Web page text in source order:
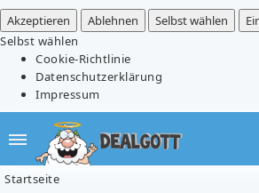
Akzeptieren
Ablehnen Selbst wählen
Selbst wählen
Cookie-Richtlinie
Datenschutzerklärung
Impressum
Startseite